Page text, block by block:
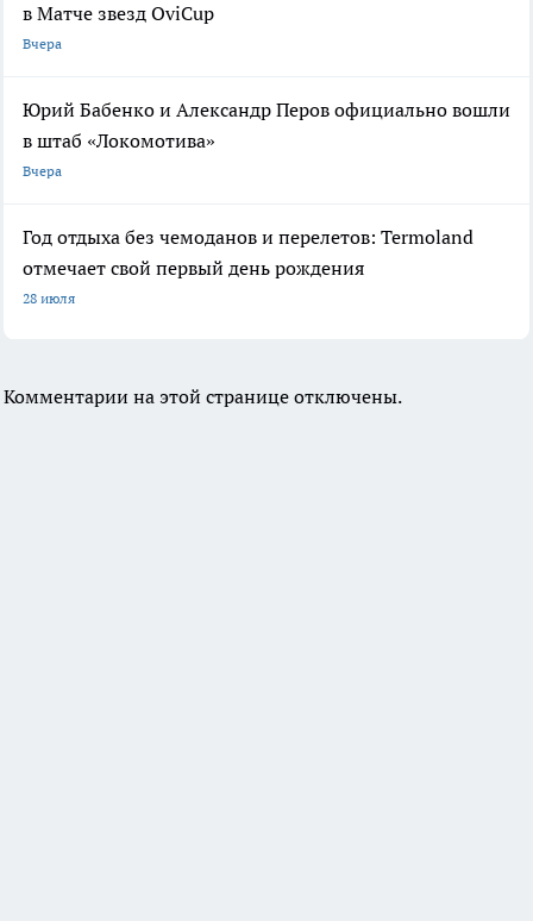
в Матче звезд OviCup
Вчера
Юрий Бабенко и Александр Перов официально вошли
в штаб «Локомотива»
Вчера
Год отдыха без чемоданов и перелетов: Termoland
отмечает свой первый день рождения
28 июля
Комментарии на этой странице отключены.